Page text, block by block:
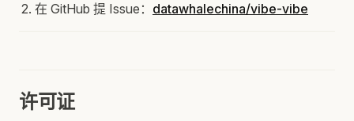
在 GitHub 提 Issue： datawhalechina/vibe-vibe
许可证